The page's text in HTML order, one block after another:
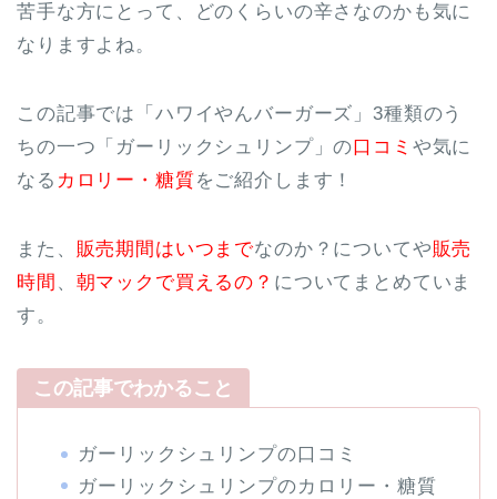
苦手な方にとって、どのくらいの辛さなのかも気に
なりますよね。
この記事では「ハワイやんバーガーズ」3種類のう
ちの一つ「ガーリックシュリンプ」の口コミ や気に
なる カロリー・糖質をご紹介します！
また、 販売期間はいつまでなのか？についてや販売
時間 、 朝マックで買えるの？ についてまとめていま
す。
この記事でわかること
ガーリックシュリンプの口コミ
ガーリックシュリンプのカロリー・糖質